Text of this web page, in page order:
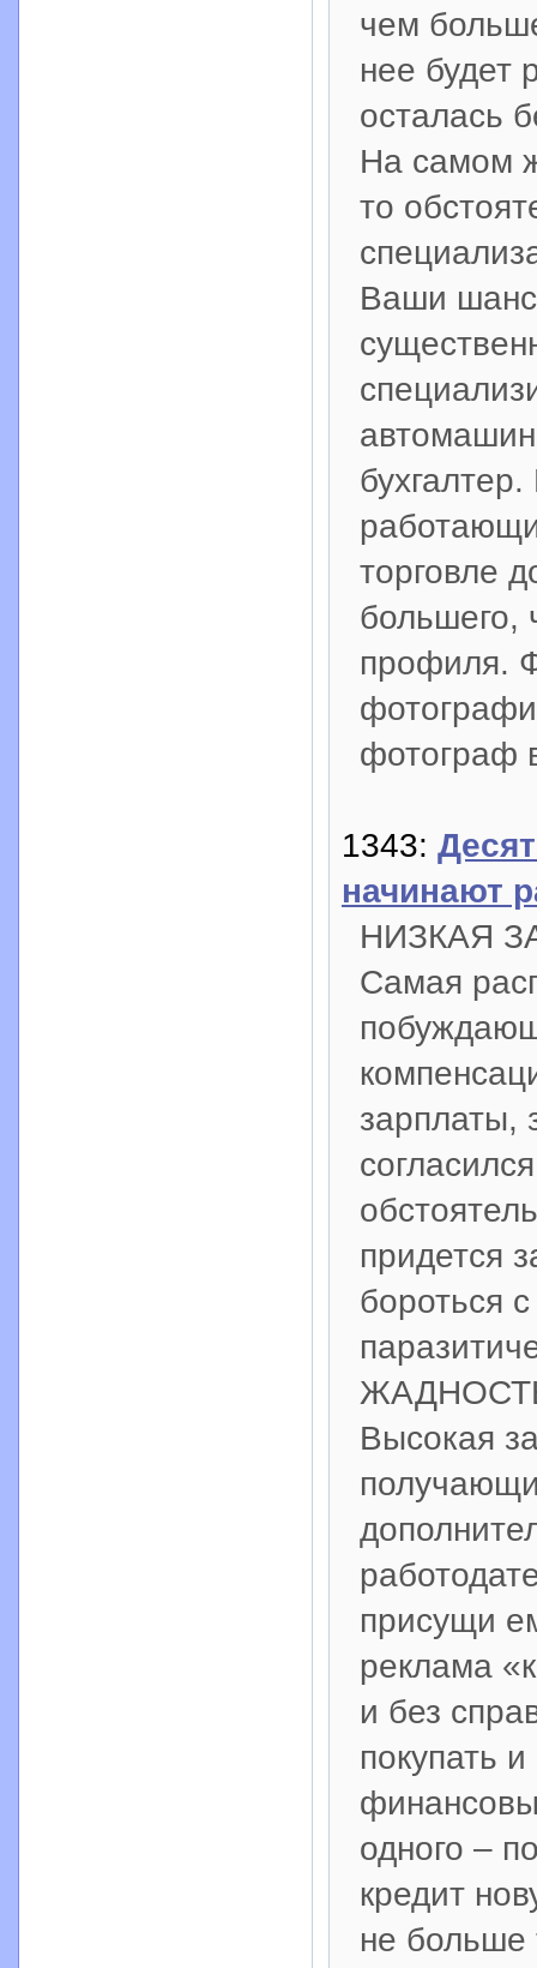
чем
нее будет
осталась
На самом
то
Ваши
торговле
большего,
профиля.
фотограф
1343:
начинают
НИЗКАЯ
Самая
зарплаты,
придется
бороться
Высокая
присущи
реклама
и без
покупать
одного –
кредит
не больше